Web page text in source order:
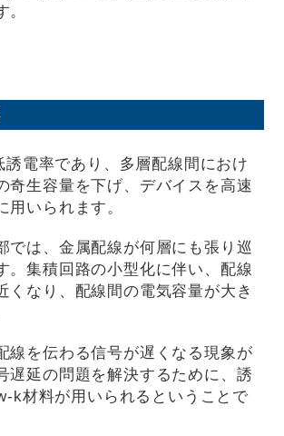
誘電率であり、多層配線間におけ
奇生容量を下げ、デバイスを高速
用いられます。
では、金属配線が何層にも張り巡
。集積回路の小型化に伴い、配線
くなり、配線間の電気容量が大き
線を伝わる信号が遅くなる現象が
遅延の問題を解決するために、誘
k材料が用いられるということで